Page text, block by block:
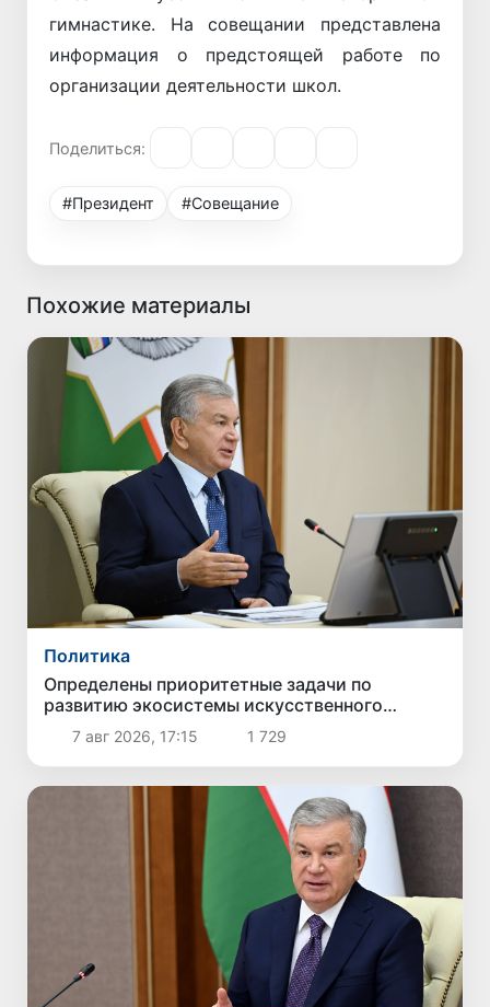
гимнастике. На совещании представлена
информация о предстоящей работе по
организации деятельности школ.
Поделиться:
#Президент #Совещание
Похожие материалы
Политика
Определены приоритетные задачи по
развитию экосистемы искусственного
интеллекта
7 авг 2026, 17:15 1 729